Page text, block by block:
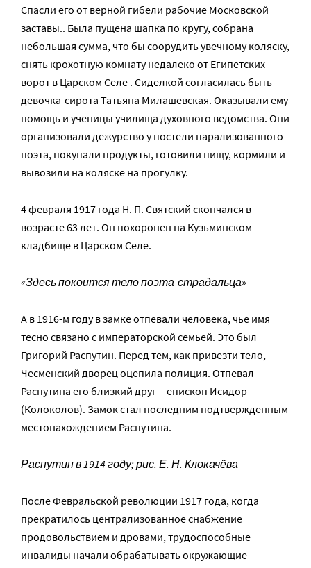
Спасли его от верной гибели рабочие Московской
заставы.. Была пущена шапка по кругу, собрана
небольшая сумма, что бы соорудить увечному коляску,
снять крохотную комнату недалеко от Египетских
ворот в Царском Селе . Сиделкой согласилась быть
девочка-сирота Татьяна Милашевская. Оказывали ему
помощь и ученицы училища духовного ведомства. Они
организовали дежурство у постели парализованного
поэта, покупали продукты, готовили пищу, кормили и
вывозили на коляске на прогулку.
4 февраля 1917 года Н. П. Святский скончался в
возрасте 63 лет. Он похоронен на Кузьминском
кладбище в Царском Селе.
«Здесь покоится тело поэта-страдальца»
А в 1916-м году в замке отпевали человека, чье имя
тесно связано с императорской семьей. Это был
Григорий Распутин. Перед тем, как привезти тело,
Чесменский дворец оцепила полиция. Отпевал
Распутина его близкий друг – епископ Исидор
(Колоколов). Замок стал последним подтвержденным
местонахождением Распутина.
Распутин в 1914 году; рис. Е. Н. Клокачёва
После Февральской революции 1917 года, когда
прекратилось централизованное снабжение
продовольствием и дровами, трудоспособные
инвалиды начали обрабатывать окружающие